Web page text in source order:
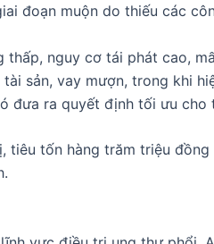
đoạn muộn do thiếu các
nguy cơ tái phát cao,
sản, vay mượn, trong khi
đưa ra quyết định tối ưu
tốn hàng trăm triệu